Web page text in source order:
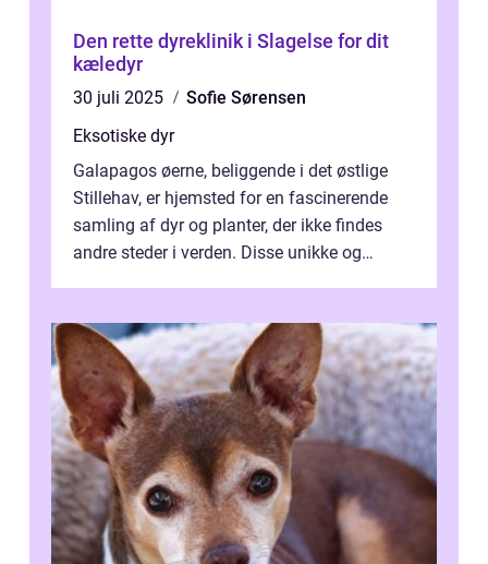
Den rette dyreklinik i Slagelse for dit
kæledyr
30 juli 2025
Sofie Sørensen
Eksotiske dyr
Galapagos øerne, beliggende i det østlige
Stillehav, er hjemsted for en fascinerende
samling af dyr og planter, der ikke findes
andre steder i verden. Disse unikke og